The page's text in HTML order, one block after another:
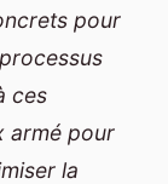
pour
ces
armé pour
la